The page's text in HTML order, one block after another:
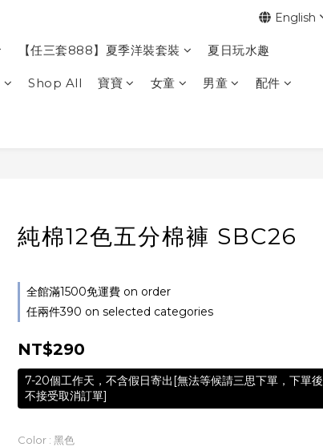
【任三套888】夏季洋裝套裝 夏日玩水趣
Shop All 寶寶 女童 男童 配件
English
純棉12色五分棉褲 SBC26
全館滿1500免運費 on order
任兩件390 on selected categories
NT$290
7-20個工作天，不含假日寄出[無法等候請三思下單，下單後
不接受取消訂單]
Color : 黑色